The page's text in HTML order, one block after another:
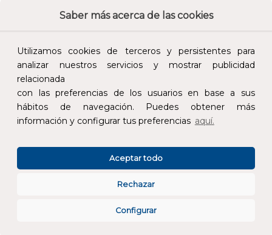
Saber más acerca de las cookies
Utilizamos cookies de terceros y persistentes para
analizar nuestros servicios y mostrar publicidad
relacionada
con las preferencias de los usuarios en base a sus
hábitos de navegación. Puedes obtener más
información y configurar tus preferencias aquí.
Configurar
Rechazar
Aceptar todo
697,00 €
AÑADIR AL CARRITO
REF:01824
Añade al carrito y sigue el proceso de
compra para ver la disponibilidad y los
precios para profesionales.
1.809,00 €